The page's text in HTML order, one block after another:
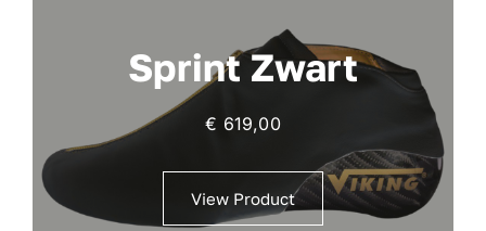
Sprint Zwart
€ 619,00
View Product